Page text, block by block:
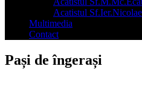
Acatistul Sf.Ier.Nicolae
Multimedia
Contact
Pași de îngerași